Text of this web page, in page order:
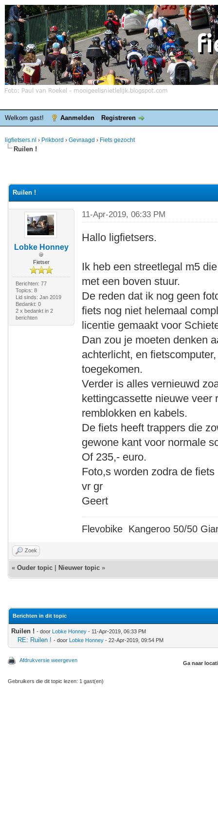
Welkom gast! Aanmelden Registreren
ligfietsers.nl › Prikbord › Gevraagd › Fiets gezocht
Ruilen !
Ruilen !
Lobke Honney
Fietser
Berichten: 77
Topics: 8
Lid sinds: Jan 2019
Bedankt: 0
2 x bedankt in 2
berichten
11-Apr-2019, 06:33 PM
Hallo ligfietsers.
Ik heb een streetlegal m5
met een boven stuur.
De reden dat ik nog geen
fiets nog niet helemaal
licentie gemaakt voor
Dan zou je moeten denken
achterlicht, en
toegekomen.
Verder is alles vernieuwd
kettingcassette nieuwe veer
remblokken en kabels.
De fiets heeft trappers die
gewone kant voor normale
Of 235,- euro.
Foto,s worden zodra de
vr gr
Geert
Flevobike Kangeroo 50/50
Zoek
« Ouder topic Nieuwer topic »
Berichten in dit topic
Ruilen ! - door Lobke Honney - 11-Apr-2019, 06:33 PM
RE: Ruilen ! - door Lobke Honney - 22-Apr-2019, 09:54 PM
Afdrukversie weergeven Ga naar
Gebruikers die dit topic lezen: 1 gast(en)